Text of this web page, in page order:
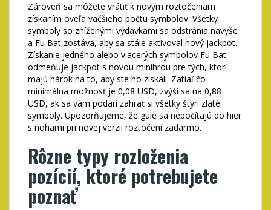
Zároveň sa môžete vrátiť k novým roztočeniam
získaním oveľa väčšieho počtu symbolov. Všetky
symboly so zníženými výdavkami sa odstránia navyše
a Fu Bat zostáva, aby sa stále aktivoval nový jackpot.
Získanie jedného alebo viacerých symbolov Fu Bat
odmeňuje jackpot s novou minihrou pre tých, ktorí
majú nárok na to, aby ste ho získali. Zatiaľ čo
minimálna možnosť je 0,08 USD, zvýši sa na 0,88
USD, ak sa vám podarí zahrať si všetky štyri zlaté
symboly. Upozorňujeme, že gule sa nepočítajú do hier
s nohami pri novej verzii roztočení zadarmo.
Rôzne typy rozloženia
pozícií, ktoré potrebujete
poznať